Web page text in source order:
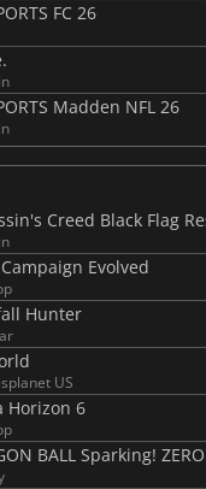
FC 26
Madden NFL 26
Creed Black Flag
Evolved
Hunter
US
Horizon 6